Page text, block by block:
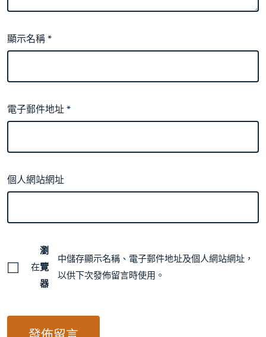
顯示名稱*
電子郵件地址*
個人網站網址
在
瀏
覽
器
中儲存顯示名稱、電子郵件地址及個人網站網址，
以供下次發佈留言時使用。